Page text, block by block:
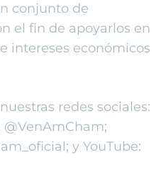
conjunto de
el fin de apoyarlos en
intereses económicos
redes sociales:
y YouTube: